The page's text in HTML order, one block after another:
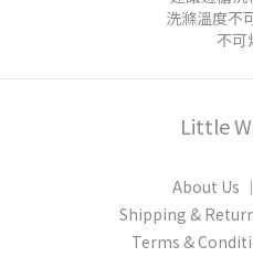
洗滌溫度不
不可
Little
About Us
Shipping &
Terms &